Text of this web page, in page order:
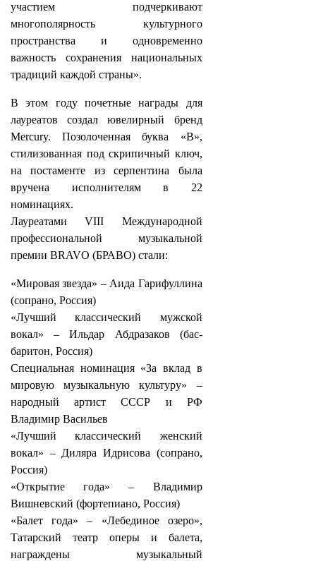
участием подчеркивают
многополярность культурного
пространства и одновременно
важность сохранения национальных
традиций каждой страны».
В этом году почетные награды для
лауреатов создал ювелирный бренд
Mercury. Позолоченная буква «В»,
стилизованная под скрипичный ключ,
на постаменте из серпентина была
вручена исполнителям в 22
номинациях.
Лауреатами VIII Международной
профессиональной музыкальной
премии BRAVO (БРАВО) стали:
«Мировая звезда» – Аида Гарифуллина
(сопрано, Россия)
«Лучший классический мужской
вокал» – Ильдар Абдразаков (бас-
баритон, Россия)
Специальная номинация «За вклад в
мировую музыкальную культуру» –
народный артист СССР и РФ
Владимир Васильев
«Лучший классический женский
вокал» – Диляра Идрисова (сопрано,
Россия)
«Открытие года» – Владимир
Вишневский (фортепиано, Россия)
«Балет года» – «Лебединое озеро»,
Татарский театр оперы и балета,
награждены музыкальный